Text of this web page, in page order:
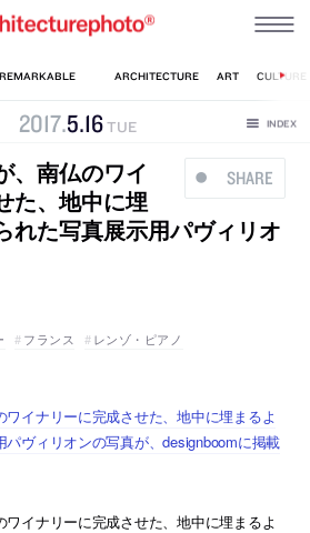
2017.5.16TUE
SHARE
、南仏のワイ
た、地中に埋
れた写真展示用パヴィリオ
フランス レンゾ・ピアノ
イナリーに完成させた、地中に埋まるよ
ヴィリオンの写真が、designboomに掲載
イナリーに完成させた、地中に埋まるよ